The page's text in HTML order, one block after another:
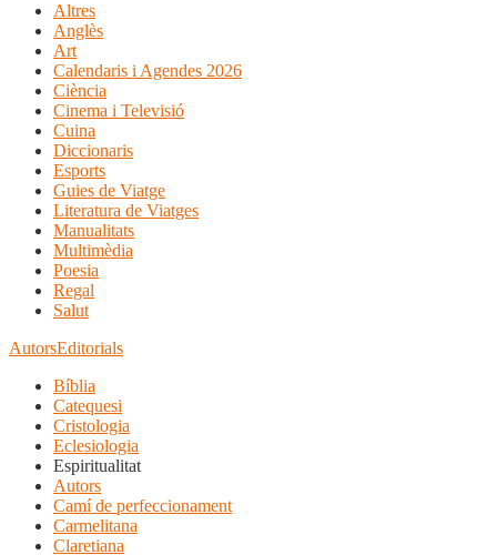
Altres
Anglès
Art
Calendaris i Agendes 2026
Ciència
Cinema i Televisió
Cuina
Diccionaris
Esports
Guies de Viatge
Literatura de Viatges
Manualitats
Multimèdia
Poesia
Regal
Salut
AutorsEditorials
Bíblia
Catequesi
Cristologia
Eclesiologia
Espiritualitat
Autors
Camí de perfeccionament
Carmelitana
Claretiana